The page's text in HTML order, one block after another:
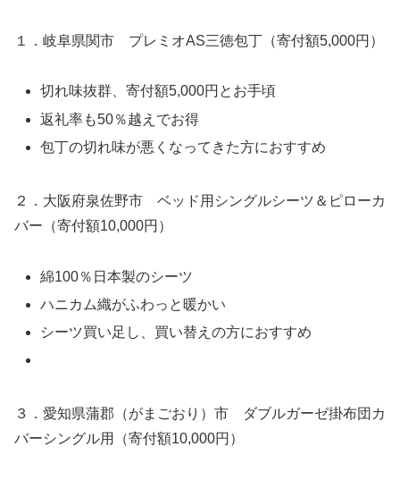
１．岐阜県関市 プレミオAS三徳包丁（寄付額5,000円）
切れ味抜群、寄付額5,000円とお手頃
返礼率も50％越えでお得
包丁の切れ味が悪くなってきた方におすすめ
２．大阪府泉佐野市 ベッド用シングルシーツ＆ピローカ
バー（寄付額10,000円）
綿100％日本製のシーツ
ハニカム織がふわっと暖かい
シーツ買い足し、買い替えの方におすすめ
３．愛知県蒲郡（がまごおり）市 ダブルガーゼ掛布団カ
バーシングル用（寄付額10,000円）